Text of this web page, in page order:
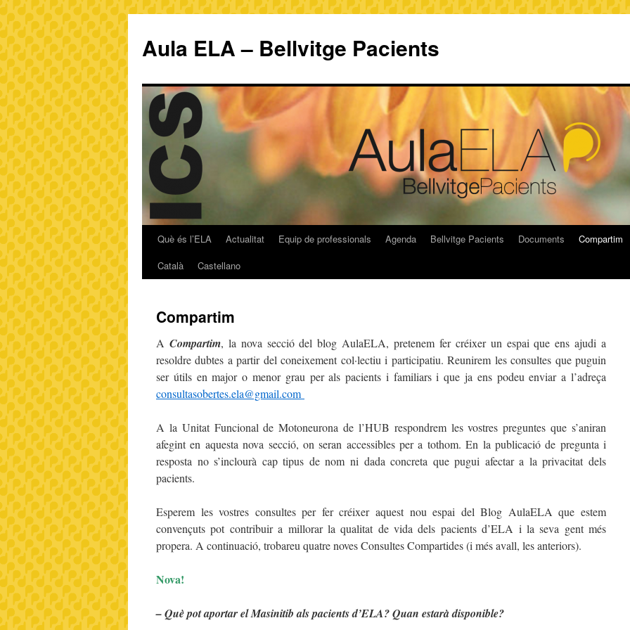
Aula ELA – Bellvitge Pacients
Què és l’ELA Actualitat Equip de professionals Agenda Bellvitge Pacients Documents Compartim
Català
Castellano
Compartim
A Compartim, la nova secció del blog AulaELA, pretenem fer créixer un espai que ens ajudi a
resoldre dubtes a partir del coneixement col·lectiu i participatiu. Reunirem les consultes que puguin
ser útils en major o menor grau per als pacients i familiars i que ja ens podeu enviar a l’adreça
consultasobertes.ela@gmail.com
A la Unitat Funcional de Motoneurona de l’HUB respondrem les vostres preguntes que s’aniran
afegint en aquesta nova secció, on seran accessibles per a tothom. En la publicació de pregunta i
resposta no s’inclourà cap tipus de nom ni dada concreta que pugui afectar a la privacitat dels
pacients.
Esperem les vostres consultes per fer créixer aquest nou espai del Blog AulaELA que estem
convençuts pot contribuir a millorar la qualitat de vida dels pacients d’ELA i la seva gent més
propera. A continuació, trobareu quatre noves Consultes Compartides (i més avall, les anteriors).
Nova!
– Què pot aportar el Masinitib als pacients d’ELA? Quan estarà disponible?